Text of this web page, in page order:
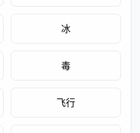
冰
毒
飞行